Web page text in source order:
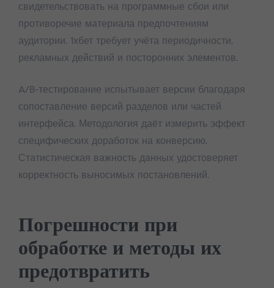
свидетельствовать на программные сбои или
противоречие материала предпочтениям
аудитории. 1хбет требует учёта периодичности,
рекламных действий и посторонних элементов.
A/B-тестирование испытывает версии благодаря
сопоставление версий разделов или частей
интерфейса. Методология даёт измерить эффект
специфических доработок на конверсию.
Статистическая важность данных удостоверяет
корректность выносимых постановлений.
Погрешности при
обработке и методы их
предотвратить